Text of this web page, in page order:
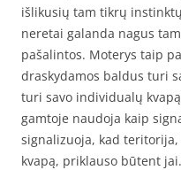
išlikusių tam tikrų
neretai galanda nagus
pašalintos. Moterys taip
draskydamos baldus turi
turi savo individualų
gamtoje naudoja kaip
signalizuoja, kad
kvapą, priklauso būtent